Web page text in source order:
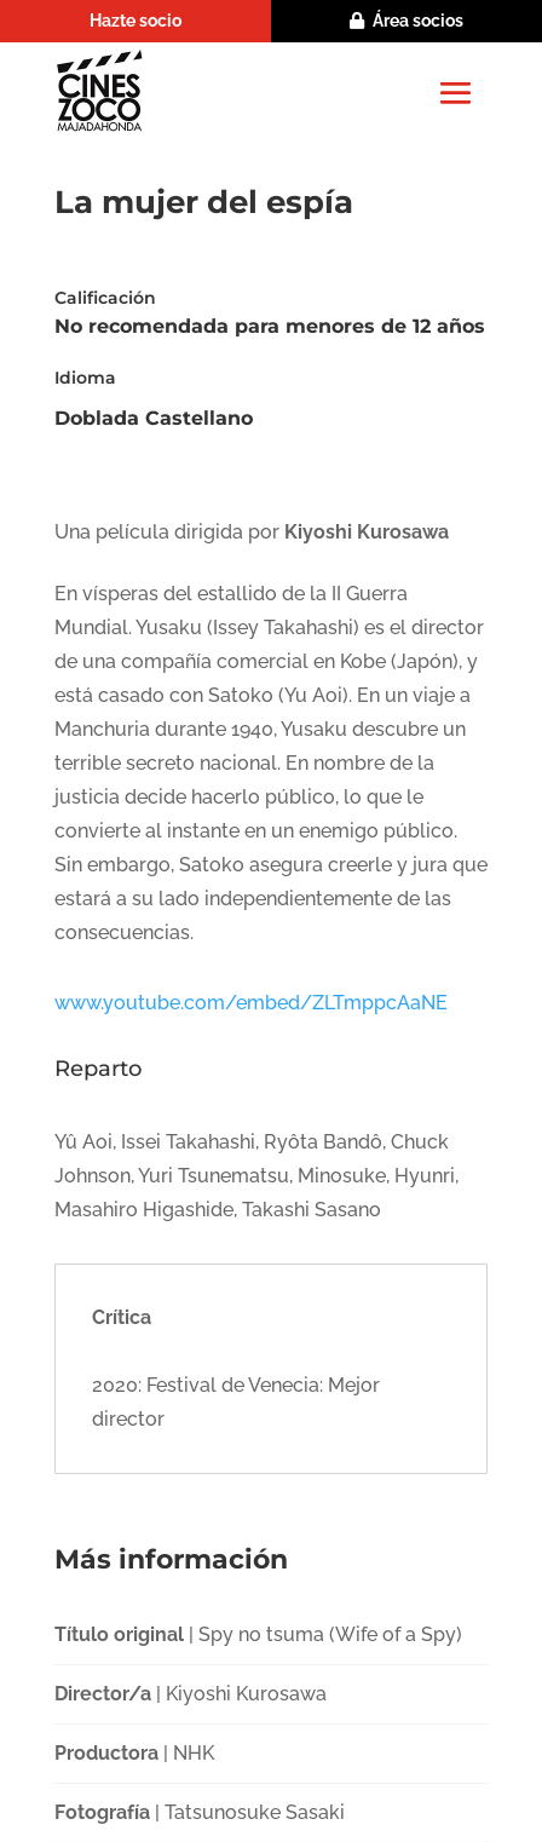
Hazte socio Área socios
La mujer del espía
Calificación
No recomendada para menores de 12 años
Idioma
Doblada Castellano
Una película dirigida por Kiyoshi Kurosawa
En vísperas del estallido de la II Guerra
Mundial. Yusaku (Issey Takahashi) es el director
de una compañía comercial en Kobe (Japón), y
está casado con Satoko (Yu Aoi). En un viaje a
Manchuria durante 1940, Yusaku descubre un
terrible secreto nacional. En nombre de la
justicia decide hacerlo público, lo que le
convierte al instante en un enemigo público.
Sin embargo, Satoko asegura creerle y jura que
estará a su lado independientemente de las
consecuencias.
www.youtube.com/embed/ZLTmppcAaNE
Reparto
Yû Aoi, Issei Takahashi, Ryôta Bandô, Chuck
Johnson, Yuri Tsunematsu, Minosuke, Hyunri,
Masahiro Higashide, Takashi Sasano
Crítica
2020: Festival de Venecia: Mejor
director
Más información
Título original| Spy no tsuma (Wife of a Spy)
Director/a| Kiyoshi Kurosawa
Productora| NHK
Fotografía| Tatsunosuke Sasaki